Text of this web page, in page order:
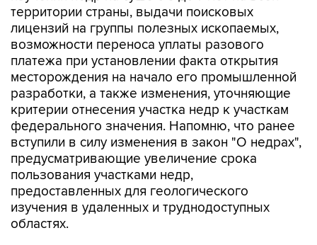
территории страны, выдачи поисковых
лицензий на группы полезных ископаемых,
возможности переноса уплаты разового
платежа при установлении факта открытия
месторождения на начало его промышленной
разработки, а также изменения, уточняющие
критерии отнесения участка недр к участкам
федерального значения. Напомню, что ранее
вступили в силу изменения в закон "О недрах",
предусматривающие увеличение срока
пользования участками недр,
предоставленных для геологического
изучения в удаленных и труднодоступных
областях.